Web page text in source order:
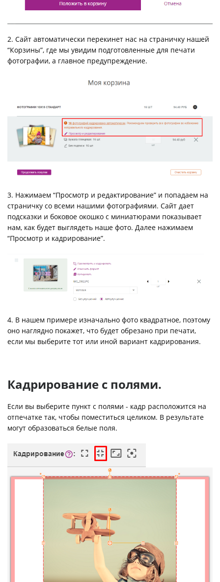
2. Сайт автоматически перекинет нас на страничку нашей
“Корзины”, где мы увидим подготовленные для печати
фотографии, а главное предупреждение.
3. Нажимаем “Просмотр и редактирование” и попадаем на
страничку со всеми нашими фотографиями. Сайт дает
подсказки и боковое окошко с миниатюрами показывает
нам, как будет выглядеть наше фото. Далее нажимаем
“Просмотр и кадрирование”.
4. В нашем примере изначально фото квадратное, поэтому
оно наглядно покажет, что будет обрезано при печати,
если мы выберите тот или иной вариант кадрирования.
Кадрирование с полями.
Если вы выберите пункт с полями - кадр расположится на
отпечатке так, чтобы поместиться целиком. В результате
могут образоваться белые поля.